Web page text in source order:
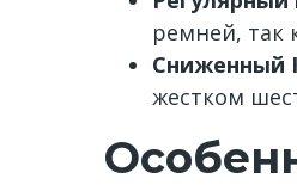
ремней, так
Сниженный
жестком